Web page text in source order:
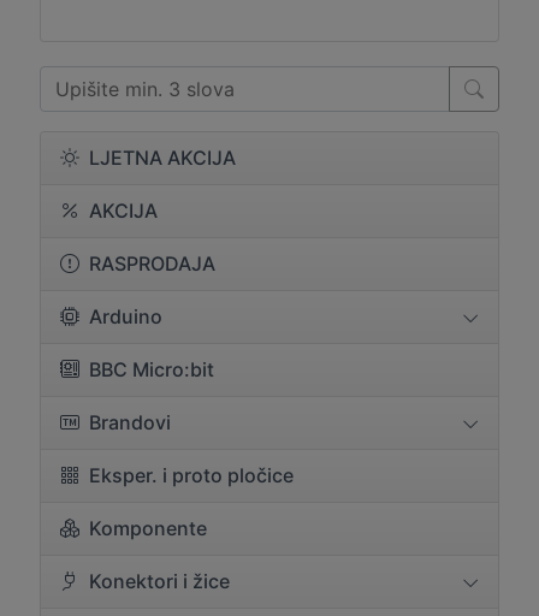
LJETNA AKCIJA
AKCIJA
RASPRODAJA
Arduino
BBC Micro:bit
Brandovi
Eksper. i proto pločice
Komponente
Konektori i žice